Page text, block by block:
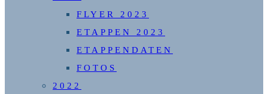
FLYER 2023
ETAPPEN 2023
ETAPPENDATEN
FOTOS
2022